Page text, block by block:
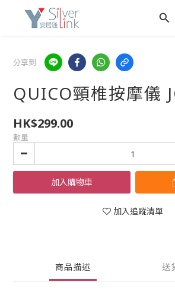
分享到
QUICO頸椎按摩儀
HK$299.00
數量
加入購物車
加入追蹤清單
商品描述 送